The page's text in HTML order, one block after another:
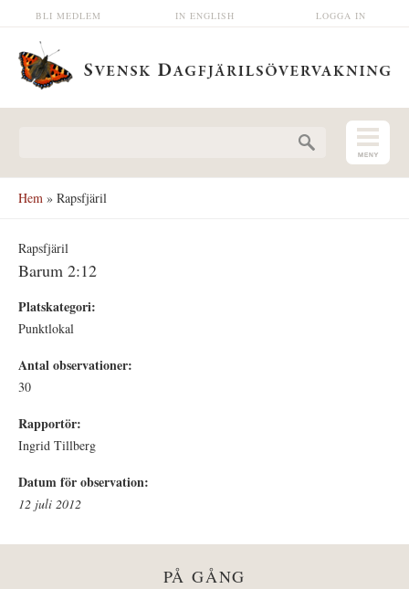
Hoppa till huvudinnehåll LOGGA IN
IN ENGLISH
BLI MEDLEM
Hem » Rapsfjäril
Rapsfjäril
Barum 2:12
Platskategori:
Punktlokal
Antal observationer:
30
Rapportör:
Ingrid Tillberg
Datum för observation:
12 juli 2012
PÅ GÅNG